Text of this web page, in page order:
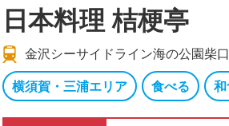
日本料理 桔梗亭
金沢シーサイドライン海の公園柴
横須賀・三浦エリア
食べる